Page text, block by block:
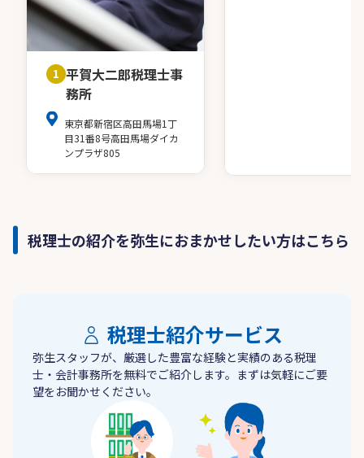
1 平賀大二郎税理士事
務所
東京都新宿区高田馬場1丁
目31番8号高田馬場ダイカ
ンプラザ805
税理士の紹介を弥生におまかせしたい方はこちら
税理士紹介サービス
弥生スタッフが、厳選した豊富な経験と実績のある税理
士・会計事務所を無料でご紹介します。まずは気軽にご要
望をお聞かせください。